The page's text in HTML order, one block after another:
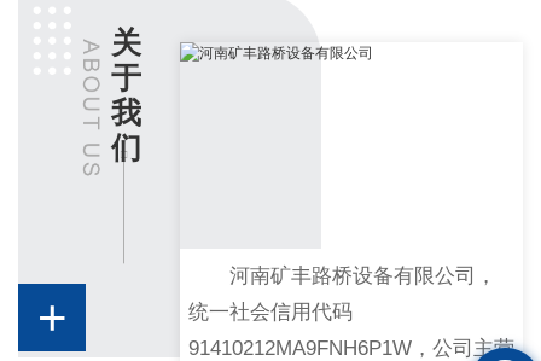
关
于
我
们
+
河南矿丰路桥设备有限公司，
统一社会信用代码
91410212MA9FNH6P1W，公司主营